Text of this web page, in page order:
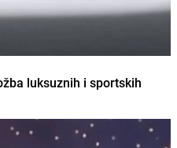
luksuznih i sportskih